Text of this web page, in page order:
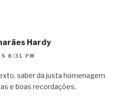
Hardy
8:31 PM
saber da justa homenagem
e boas recordações.